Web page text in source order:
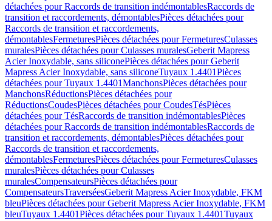
détachées pour Raccords de transition indémontablesRaccords de
transition et raccordements, démontablesPièces détachées pour
Raccords de transition et raccordements,
démontablesFermeturesPièces détachées pour FermeturesCulasses
muralesPièces détachées pour Culasses muralesGeberit Mapress
Acier Inoxydable, sans siliconePièces détachées pour Geberit
Mapress Acier Inoxydable, sans siliconeTuyaux 1.4401Pièces
détachées pour Tuyaux 1.4401ManchonsPièces détachées pour
ManchonsRéductionsPièces détachées pour
RéductionsCoudesPièces détachées pour CoudesTésPièces
détachées pour TésRaccords de transition indémontablesPièces
détachées pour Raccords de transition indémontablesRaccords de
transition et raccordements, démontablesPièces détachées pour
Raccords de transition et raccordements,
démontablesFermeturesPièces détachées pour FermeturesCulasses
muralesPièces détachées pour Culasses
muralesCompensateursPièces détachées pour
CompensateursTraverséesGeberit Mapress Acier Inoxydable, FKM
bleuPièces détachées pour Geberit Mapress Acier Inoxydable, FKM
bleuTuyaux 1.4401Pièces détachées pour Tuyaux 1.4401Tuyaux